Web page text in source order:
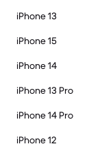
iPhone 13
iPhone 15
iPhone 14
iPhone 13 Pro
iPhone 14 Pro
iPhone 12